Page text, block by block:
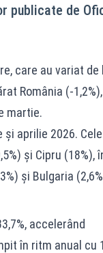
publicate de
care au variat de
România (-1,2%),
martie.
aprilie 2026.
și Cipru (18%),
și Bulgaria
accelerând
în ritm anual cu